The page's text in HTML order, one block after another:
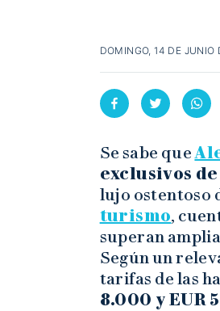
DOMINGO, 14 DE JUNIO
Se sabe que
exclusivos
lujo ostentoso
turismo,
superan
Según un
tarifas de las
8.000 y EUR